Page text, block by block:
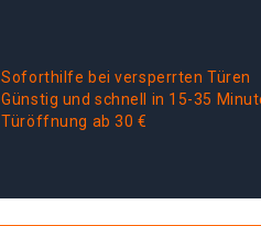
Soforthilfe bei versperrten Türen
Günstig und schnell in 15-35
Türöffnung ab 30 €